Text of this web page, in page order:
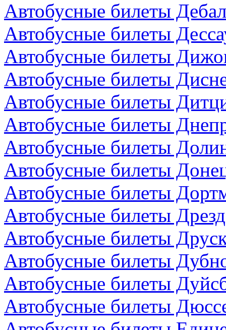
Автобусные билеты
Автобусные билеты
Автобусные билеты
Автобусные билеты
Автобусные билеты
Автобусные билеты
Автобусные билеты
Автобусные билеты
Автобусные билеты
Автобусные билеты
Автобусные билеты
Автобусные билеты
Автобусные билеты
Автобусные билеты